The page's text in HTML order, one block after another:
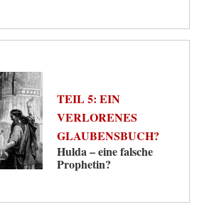
TEIL 5: EIN
VERLORENES
GLAUBENSBUCH?
Hulda – eine falsche
Prophetin?